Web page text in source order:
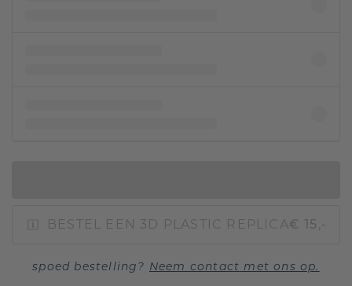
BESTEL EEN 3D PLASTIC REPLICA€ 15,-
spoed bestelling? Neem contact met ons op.